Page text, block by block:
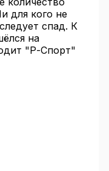
для кого не
спад. К
на
"Р-Спорт"